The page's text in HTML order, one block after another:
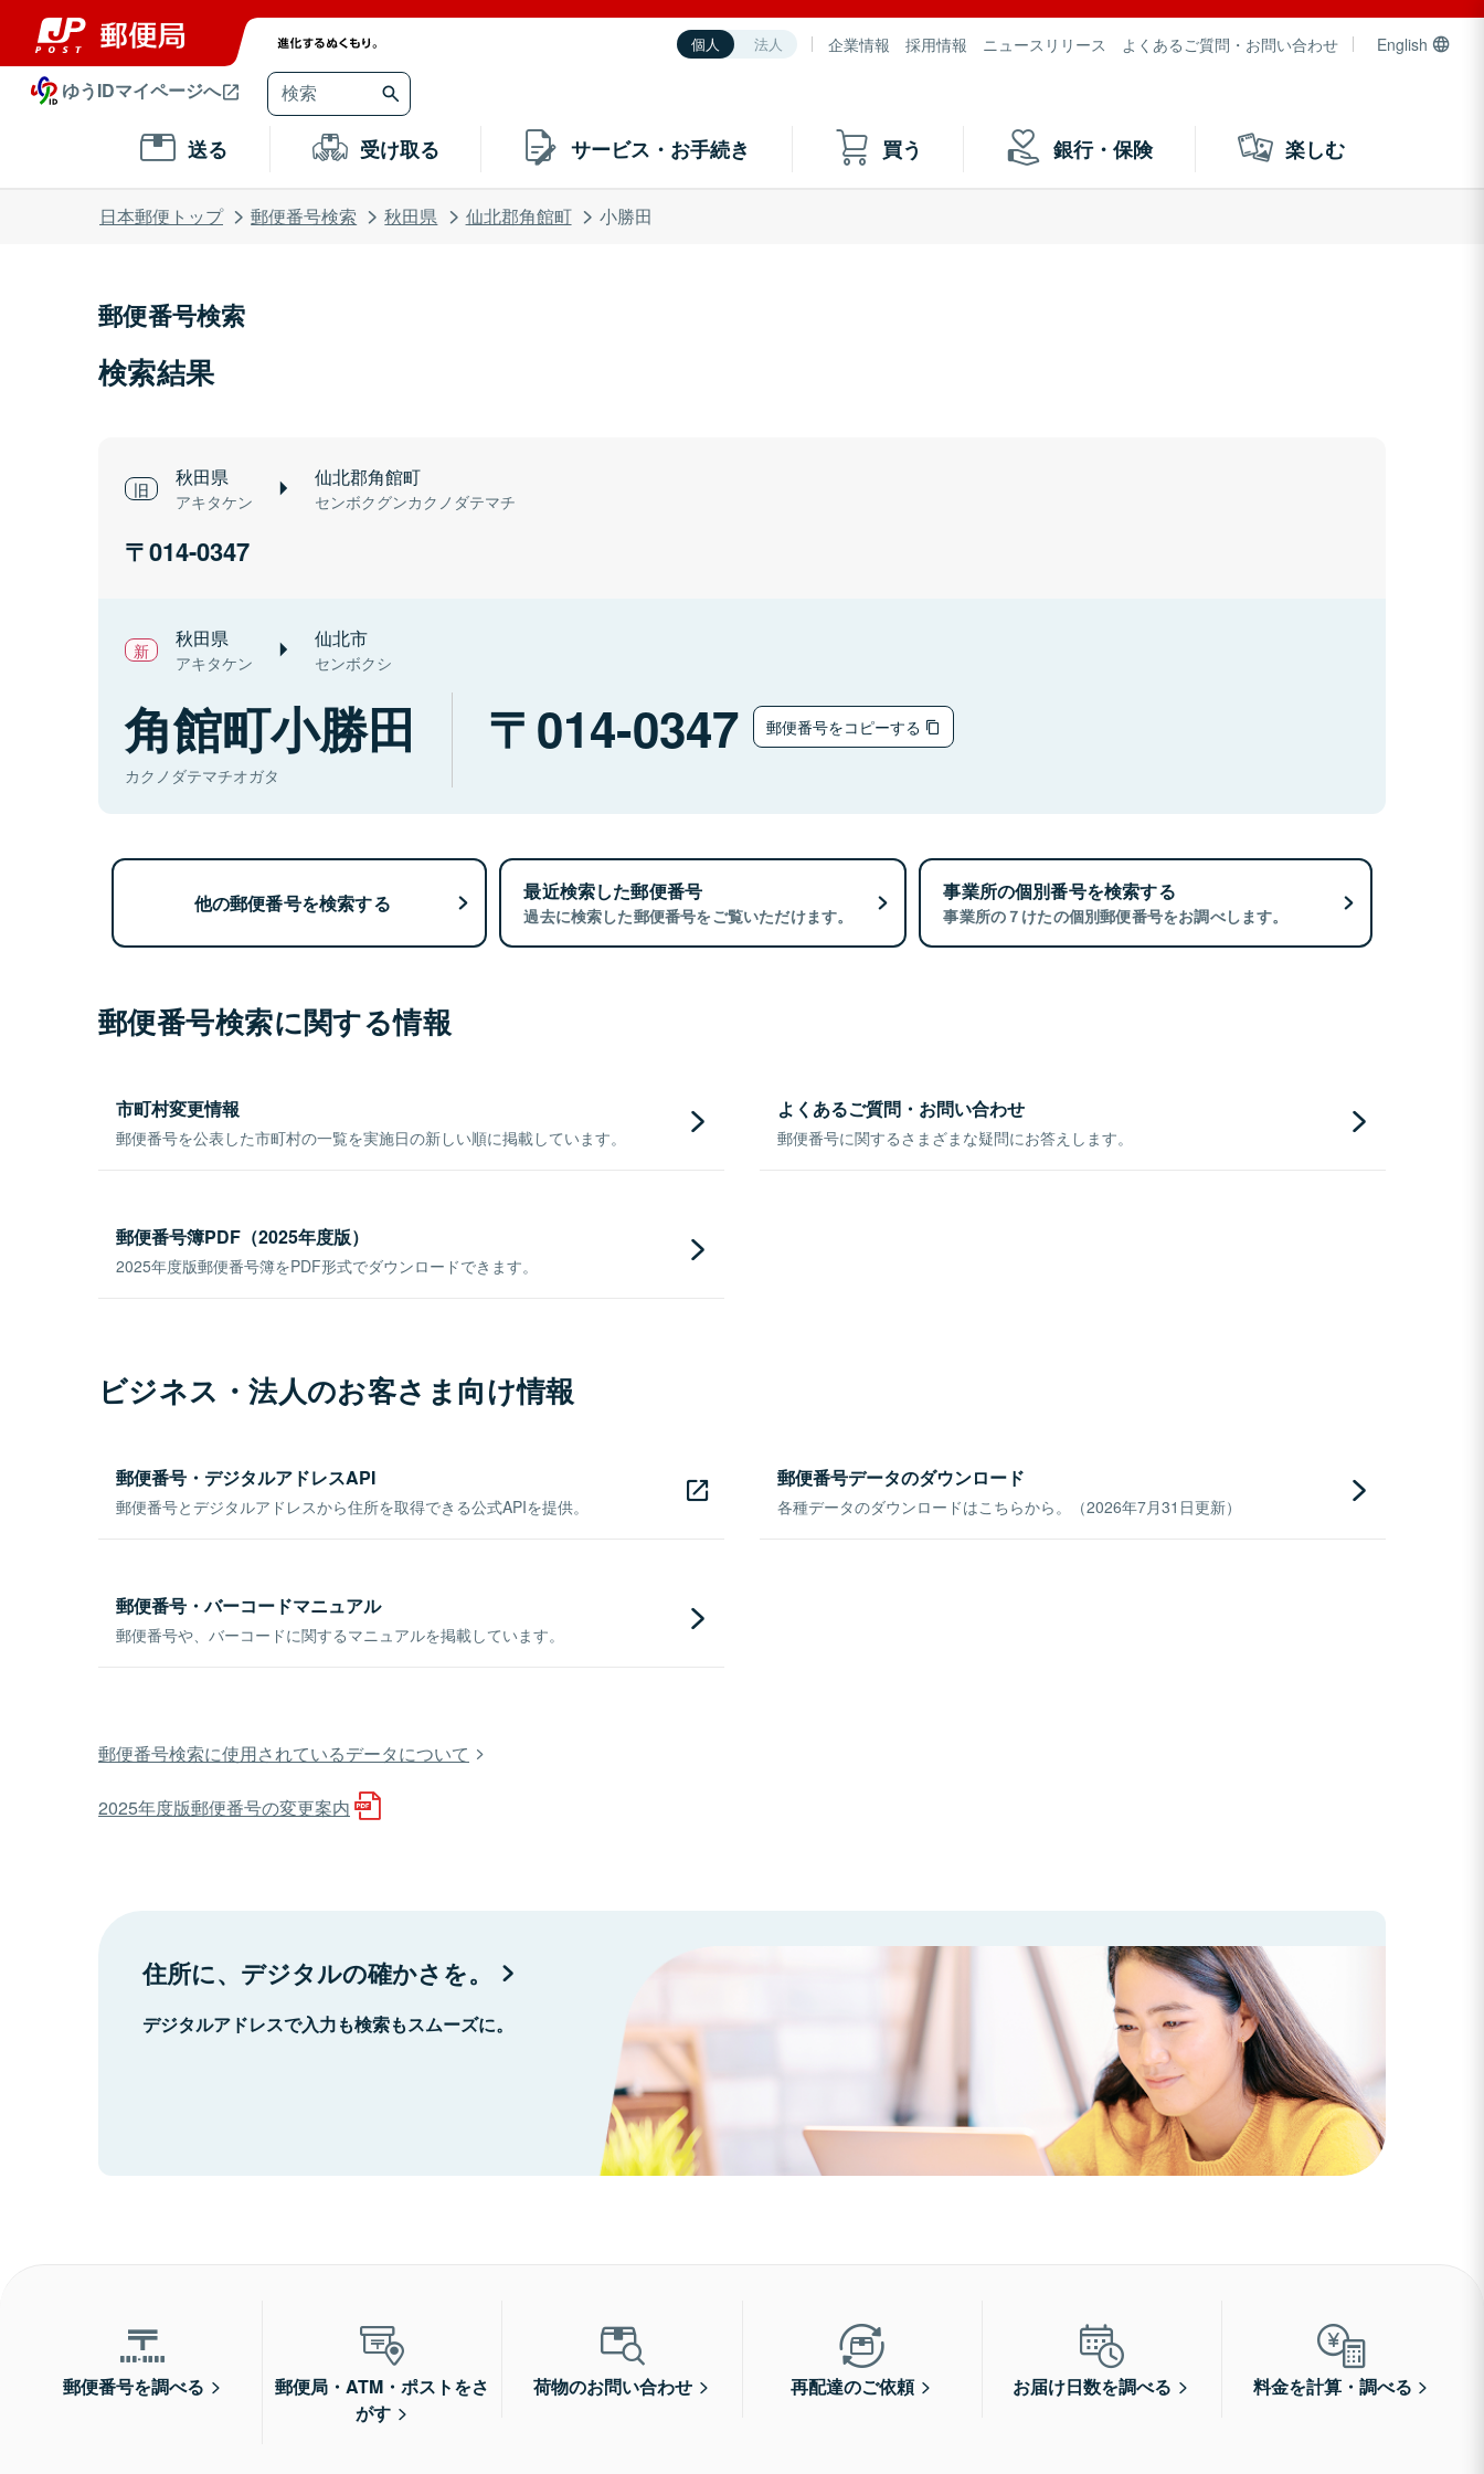
個人 法人 企業情報 採用情報 ニュースリリース よくあるご質問・お問い合わせ English
ゆうIDマイページへ
送る 受け取る サービス・お手続き 買う 銀行・保険 楽しむ
日本郵便トップ 郵便番号検索 秋田県 仙北郡角館町 小勝田
郵便番号検索
検索結果
秋田県
アキタケン
仙北郡角館町
センボクグンカクノダテマチ
014-0347
秋田県
アキタケン
仙北市
センボクシ
角館町小勝田
カクノダテマチオガタ
014-0347 郵便番号をコピーする
他の郵便番号を検索する 最近検索した郵便番号
過去に検索した郵便番号をご覧いただけます。
事業所の個別番号を検索する
事業所の７けたの個別郵便番号をお調べします。
郵便番号検索に関する情報
市町村変更情報
郵便番号を公表した市町村の一覧を実施日の新しい順に掲載しています。
よくあるご質問・お問い合わせ
郵便番号に関するさまざまな疑問にお答えします。
郵便番号簿PDF（2025年度版）
2025年度版郵便番号簿をPDF形式でダウンロードできます。
ビジネス・法人のお客さま向け情報
郵便番号・デジタルアドレスAPI
郵便番号とデジタルアドレスから住所を取得できる公式APIを提供。
郵便番号データのダウンロード
各種データのダウンロードはこちらから。（2026年7月31日更新）
郵便番号・バーコードマニュアル
郵便番号や、バーコードに関するマニュアルを掲載しています。
郵便番号検索に使用されているデータについて
2025年度版郵便番号の変更案内
住所に、デジタルの確かさを。
デジタルアドレスで入力も検索もスムーズに。
郵便番号を調べる
郵便局・ATM・ポストをさ
がす
荷物のお問い合わせ 再配達のご依頼 お届け日数を調べる 料金を計算・調べる